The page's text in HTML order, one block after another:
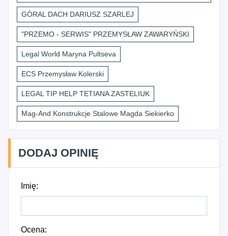
GÓRAL DACH DARIUSZ SZARLEJ
"PRZEMO - SERWIS" PRZEMYSŁAW ZAWARYŃSKI
Legal World Maryna Pultseva
ECS Przemysław Kolerski
LEGAL TIP HELP TETIANA ZASTELIUK
Mag-And Konstrukcje Stalowe Magda Siekierko
DODAJ OPINIĘ
Imię:
Ocena: